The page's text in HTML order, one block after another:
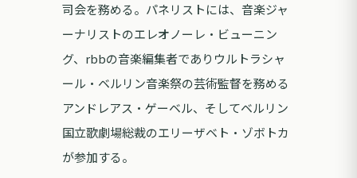
司会を務める。パネリストには、音楽ジャ
ーナリストのエレオノーレ・ビューニン
グ、rbbの音楽編集者でありウルトラシャ
ール・ベルリン音楽祭の芸術監督を務める
アンドレアス・ゲーベル、そしてベルリン
国立歌劇場総裁のエリーザベト・ゾボトカ
が参加する。